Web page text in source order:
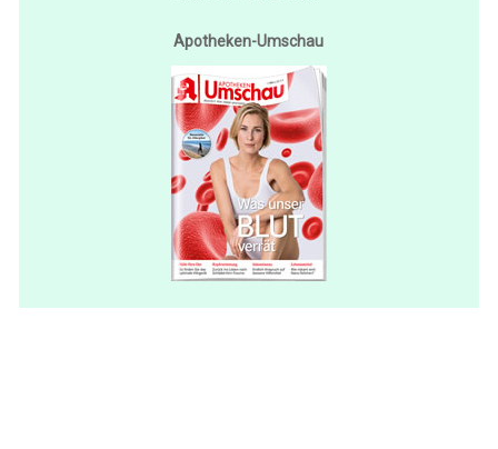
Apotheken-Umschau